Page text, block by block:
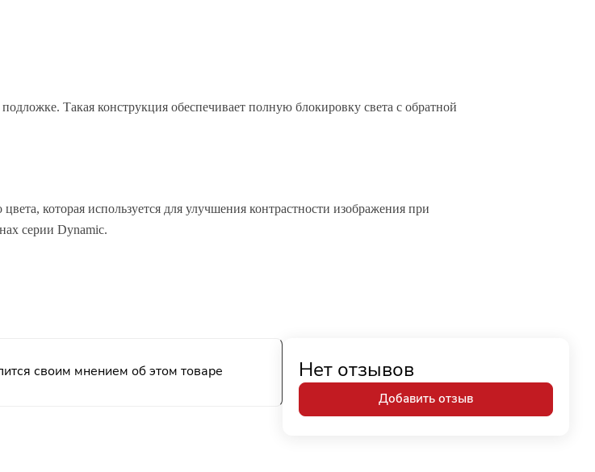
Такая конструкция обеспечивает полную блокировку света с обратной
которая используется для улучшения контрастности изображения при
серии Dynamic.
своим мнением об этом товаре Нет отзывов
Добавить отзыв